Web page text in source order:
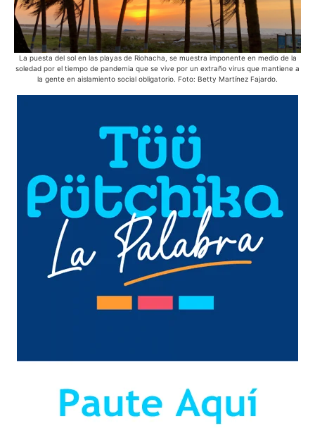
La puesta del sol en las playas de Riohacha, se muestra imponente en medio de la
soledad por el tiempo de pandemia que se vive por un extraño virus que mantiene a
la gente en aislamiento social obligatorio. Foto: Betty Martínez Fajardo.